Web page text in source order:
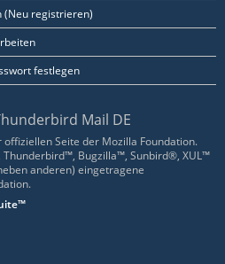
(Neu registrieren)
festlegen
Mail DE
Seite der Mozilla Foundation.
Bugzilla™, Sunbird®, XUL™
anderen) eingetragene